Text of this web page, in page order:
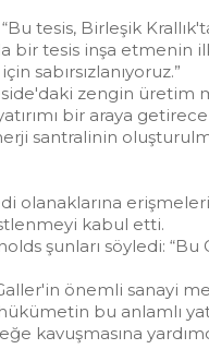
tesis, Birleşik
tesis inşa etmenin ilk
sabırsızlanıyoruz.”
zengin üretim
bir araya
santralinin
olanaklarına
kabul etti.
şunları söyledi: “Bu
önemli sanayi
bu anlamlı
kavuşmasına